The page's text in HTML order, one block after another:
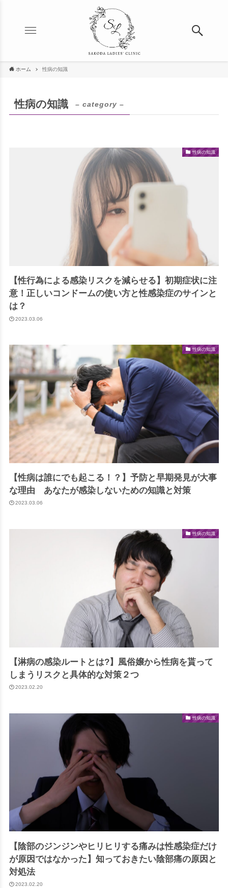
ホーム 性病の知識
性病の知識 – category –
性病の知識
【性行為による感染リスクを減らせる】初期症状に注
意！正しいコンドームの使い方と性感染症のサインと
は？
2023.03.06
性病の知識
【性病は誰にでも起こる！？】予防と早期発見が大事
な理由 あなたが感染しないための知識と対策
2023.03.06
性病の知識
【淋病の感染ルートとは?】風俗嬢から性病を貰って
しまうリスクと具体的な対策２つ
2023.02.20
性病の知識
【陰部のジンジンやヒリヒリする痛みは性感染症だけ
が原因ではなかった】知っておきたい陰部痛の原因と
対処法
2023.02.20